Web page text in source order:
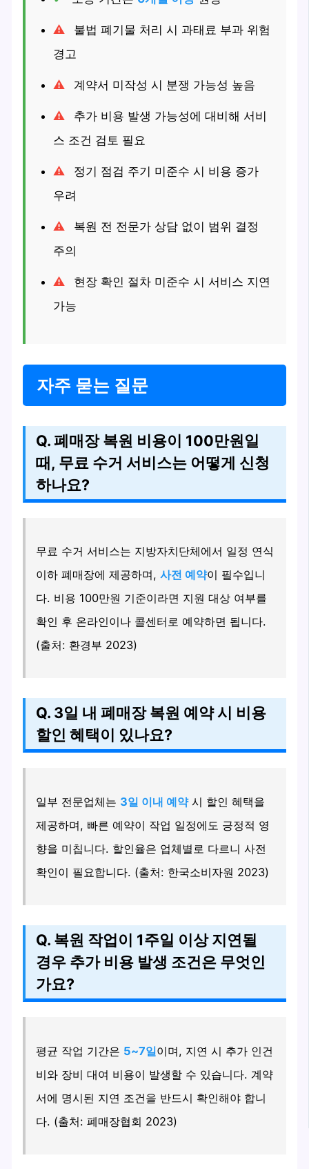
불법 폐기물 처리 시 과태료 부과 위험
경고
계약서 미작성 시 분쟁 가능성 높음
추가 비용 발생 가능성에 대비해 서비
스 조건 검토 필요
정기 점검 주기 미준수 시 비용 증가
우려
복원 전 전문가 상담 없이 범위 결정
주의
현장 확인 절차 미준수 시 서비스 지연
가능
자주 묻는 질문
Q. 폐매장 복원 비용이 100만원일
때, 무료 수거 서비스는 어떻게 신청
하나요?
무료 수거 서비스는 지방자치단체에서 일정 연식
이하 폐매장에 제공하며,사전 예약이 필수입니
다. 비용 100만원 기준이라면 지원 대상 여부를
확인 후 온라인이나 콜센터로 예약하면 됩니다.
(출처: 환경부 2023)
Q. 3일 내 폐매장 복원 예약 시 비용
할인 혜택이 있나요?
일부 전문업체는 3일 이내 예약시 할인 혜택을
제공하며, 빠른 예약이 작업 일정에도 긍정적 영
향을 미칩니다. 할인율은 업체별로 다르니 사전
확인이 필요합니다. (출처: 한국소비자원 2023)
Q. 복원 작업이 1주일 이상 지연될
경우 추가 비용 발생 조건은 무엇인
가요?
평균 작업 기간은 5~7일이며, 지연 시 추가 인건
비와 장비 대여 비용이 발생할 수 있습니다. 계약
서에 명시된 지연 조건을 반드시 확인해야 합니
다. (출처: 폐매장협회 2023)